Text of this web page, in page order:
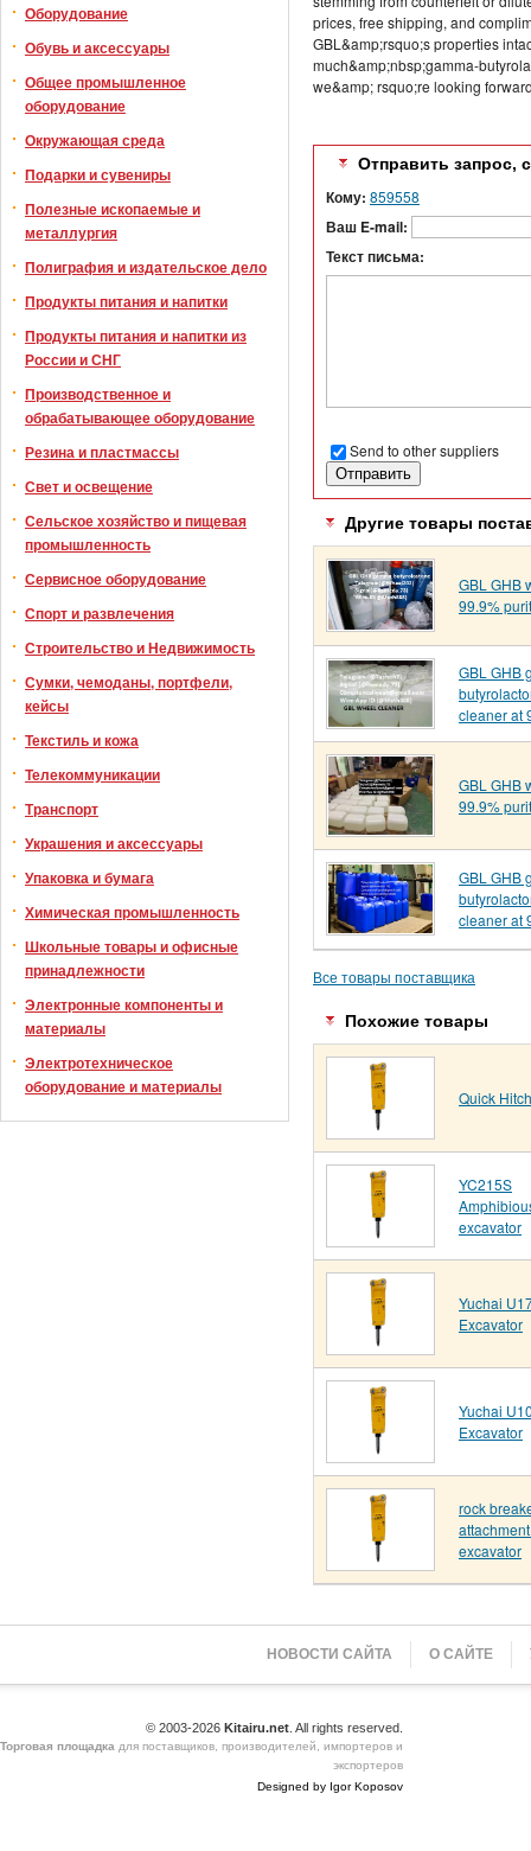
Оборудование
Обувь и аксессуары
Общее промышленное
оборудование
Окружающая среда
Подарки и сувениры
Полезные ископаемые и
металлургия
Полиграфия и издательское дело
Продукты питания и напитки
Продукты питания и напитки из
России и СНГ
Производственное и
обрабатывающее оборудование
Резина и пластмассы
Свет и освещение
Сельское хозяйство и пищевая
промышленность
Сервисное оборудование
Спорт и развлечения
Строительство и Недвижимость
Сумки, чемоданы, портфели,
кейсы
Текстиль и кожа
Телекоммуникации
Транспорт
Украшения и аксессуары
Упаковка и бумага
Химическая промышленность
Школьные товары и офисные
принадлежности
Электронные компоненты и
материалы
Электротехническое
оборудование и материалы
prices, free shipping, and
GBL&amp;rsquo;s properties
much&amp;nbsp;gamma-
we&amp; rsquo;re looking
Отправить запрос,
Кому: 859558
Ваш E-mail:
Текст письма:
Send to other suppliers
Другие товары
GBL GHB
99.9%
GBL GHB
cleaner at
GBL GHB
99.9%
GBL GHB
cleaner at
Все товары поставщика
Похожие товары
Quick Hitch
YC215S
excavator
Yuchai
Excavator
Yuchai
Excavator
rock
excavator
НОВОСТИ САЙТА О САЙТЕ
© 2003-2026 Kitairu.net . All rights reserved.
Торговая площадка для поставщиков, производителей, импортеров и
экспортеров
Designed by Igor Koposov